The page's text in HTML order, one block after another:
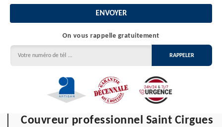
On vous rappelle gratuitement
Couvreur professionnel Saint Cirgues